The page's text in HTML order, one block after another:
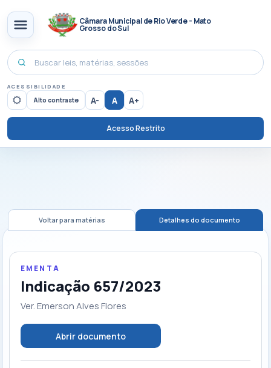
Câmara Municipal de Rio Verde - Mato
Grosso do Sul
ACESSIBILIDADE
Alto contraste A- A A+
Acesso Restrito
Voltar para matérias Detalhes do documento
EMENTA
Indicação 657/2023
Ver. Emerson Alves Flores
Abrir documento